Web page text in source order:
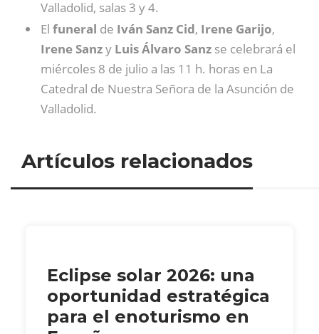
Valladolid, salas 3 y 4.
El funeral de Iván Sanz Cid, Irene Garijo,
IreneSanzy LuisÁlvaro Sanz se celebrará el
miércoles 8 de julio a las 11 h. horas en La
Catedral de Nuestra Señora de la Asunción de
Valladolid.
Artículos relacionados
Eclipse solar 2026: una
oportunidad estratégica
para el enoturismo en